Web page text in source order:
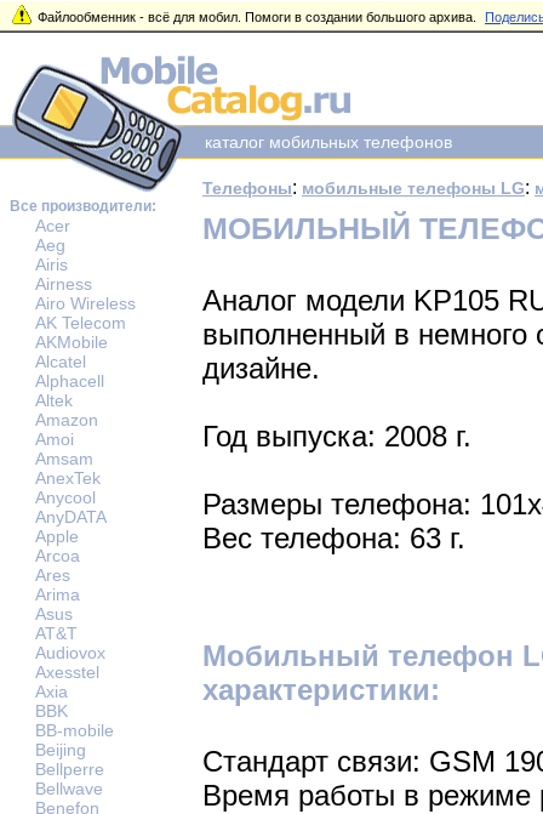
Файлообменник - всё для мобил. Помоги в создании большого архива.
Все производители:
Acer
Aeg
Airis
Airness
Airo Wireless
AK Telecom
AKMobile
Alcatel
Alphacell
Altek
Amazon
Amoi
Amsam
AnexTek
Anycool
AnyDATA
Apple
Arcoa
Ares
Arima
Asus
AT&T
Audiovox
Axesstel
Axia
BBK
BB-mobile
Beijing
Bellperre
Bellwave
Benefon
каталог мобильных телефонов
Телефоны: мобильные телефоны LG:
МОБИЛЬНЫЙ
Аналог модели KP105
выполненный в
дизайне.
Год выпуска: 2008 г.
Размеры телефона:
Вес телефона: 63 г.
Мобильный телефон
характеристики:
Стандарт связи: GSM
Время работы в режиме